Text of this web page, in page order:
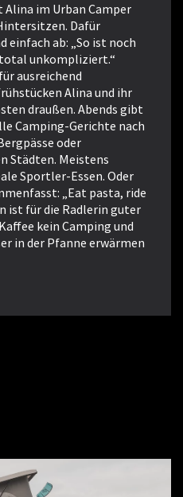
im Urban Camper
Dafür
einfach ab: „So ist noch
unkompliziert.“
ausreichend
Alina und ihr
draußen. Abends gibt
Camping-Gerichte nach
oder
Städten. Meistens
Sportler-Essen. Oder
„Eat pasta, ride
ist für die Radlerin guter
kein Camping und
in der Pfanne erwärmen